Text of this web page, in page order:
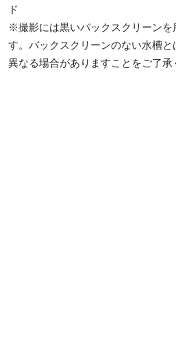
ド
※撮影には黒いバックスクリーンを
す。バックスクリーンのない水槽
異なる場合がありますことをご了承